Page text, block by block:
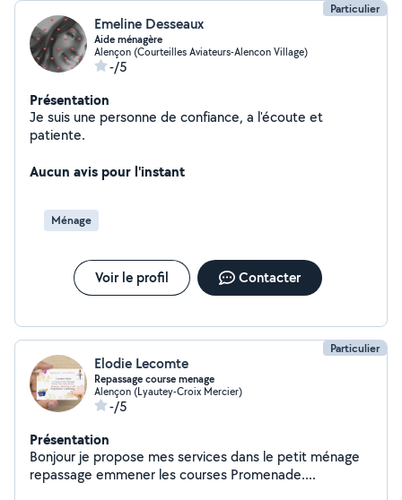
Particulier
Emeline Desseaux
Aide ménagère
Alençon (Courteilles Aviateurs-Alencon Village)
-/5
Présentation
Je suis une personne de confiance, a l'écoute et
patiente.
Aucun avis pour l'instant
Ménage
Voir le profil Contacter
Particulier
Elodie Lecomte
Repassage course menage
Alençon (Lyautey-Croix Mercier)
-/5
Présentation
Bonjour je propose mes services dans le petit ménage
repassage emmener les courses Promenade....